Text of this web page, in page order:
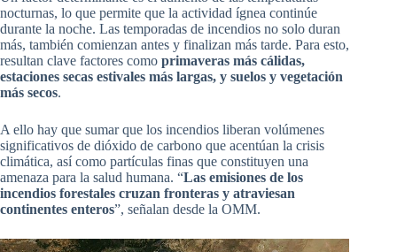
nocturnas, lo que permite que la actividad ígnea continúe
durante la noche. Las temporadas de incendios no solo duran
más, también comienzan antes y finalizan más tarde. Para esto,
resultan clave factores como primaveras más cálidas,
estaciones secas estivales más largas, y suelos y vegetación
más secos.
A ello hay que sumar que los incendios liberan volúmenes
significativos de dióxido de carbono que acentúan la crisis
climática, así como partículas finas que constituyen una
amenaza para la salud humana. “Las emisiones de los
incendios forestales cruzan fronteras y atraviesan
continentes enteros”, señalan desde la OMM.